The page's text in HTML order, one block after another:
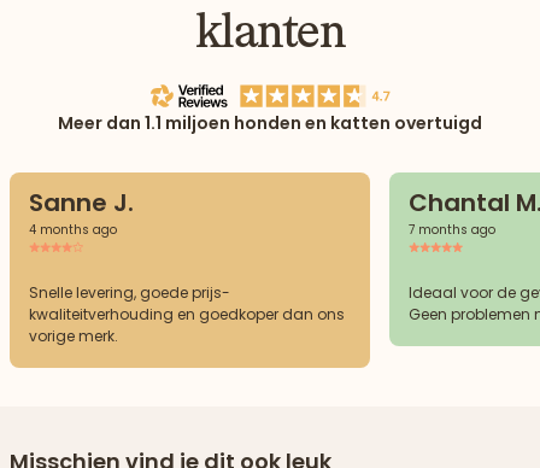
klanten
Meer dan 1.1 miljoen honden en katten overtuigd
Sanne J.
4 months ago
Snelle levering, goede prijs-
kwaliteitverhouding en goedkoper dan ons
vorige merk.
Chantal
7 months ago
Ideaal voor de
Geen problemen
Misschien vind je dit ook leuk